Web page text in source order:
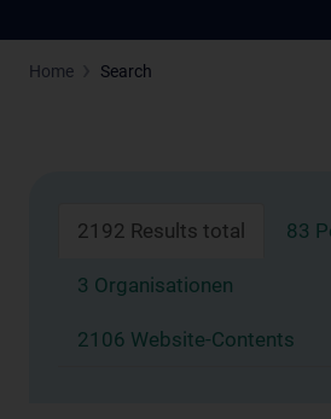
Home Search
2192 Results total 83
3 Organisationen
2106 Website-Contents